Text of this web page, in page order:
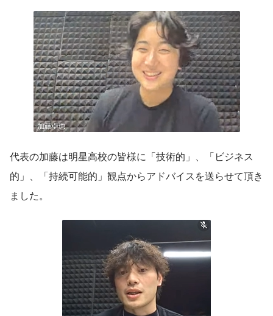
代表の加藤は明星高校の皆様に「技術的」、「ビジネス
的」、「持続可能的」観点からアドバイスを送らせて頂き
ました。